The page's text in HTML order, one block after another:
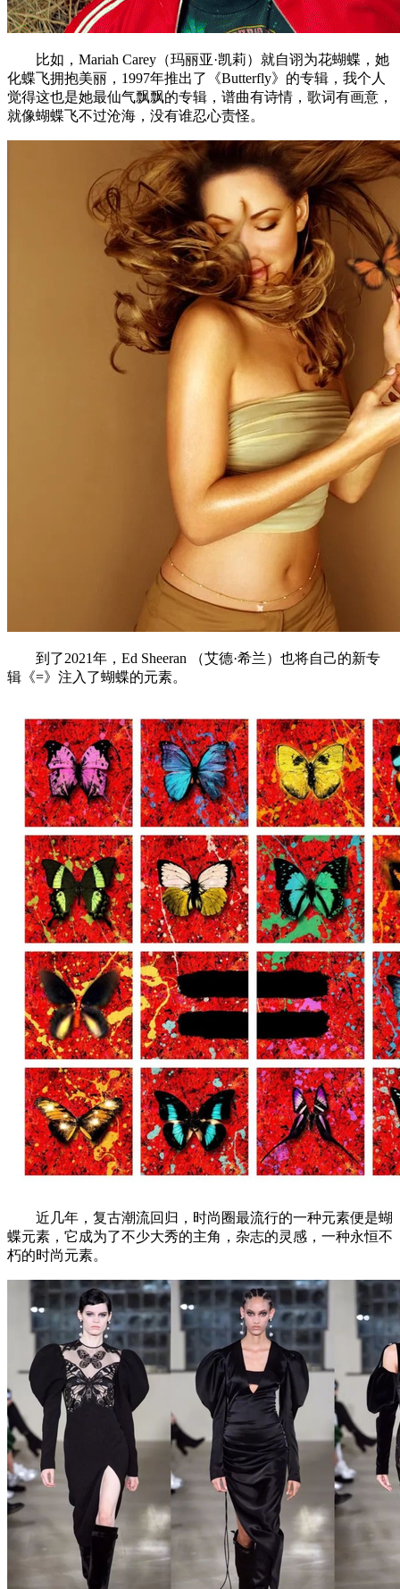
比如，Mariah Carey（玛丽亚·凯莉）就自诩为花蝴蝶，她
化蝶飞拥抱美丽，1997年推出了《Butterfly》的专辑，我个人
觉得这也是她最仙气飘飘的专辑，谱曲有诗情，歌词有画意，
就像蝴蝶飞不过沧海，没有谁忍心责怪。
到了2021年，Ed Sheeran （艾德·希兰）也将自己的新专
辑《=》注入了蝴蝶的元素。
近几年，复古潮流回归，时尚圈最流行的一种元素便是蝴
蝶元素，它成为了不少大秀的主角，杂志的灵感，一种永恒不
朽的时尚元素。